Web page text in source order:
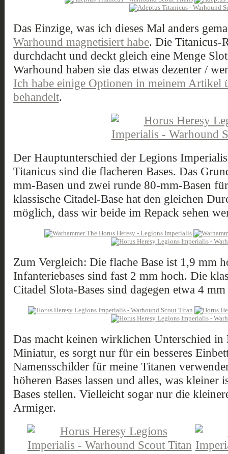
Das Einzige, was ich dieses Mal anders
Warhound magnetisiert habe. Die Titanicus-
durchdacht und deckt gleich eine Menge
Warhound haben sie das etwas dezenter /
Ich habe einige Optionen in meinem Artikel
behandelt.
Der Hauptunterschied der Legions
Titanicus sind die flacheren Bases. Das
mm-Basen und zwei runde 80-mm-Basen
klassische Citadel-Base hat den gleichen
möglich, dass wir beide im Repack sehen
Zum Vergleich: Die flache Base ist 1,9 mm
Infanteriebases sind fast 2 mm hoch. Die
Citadel Slota-Bases sind dagegen etwa 4
Das macht keinen wirklichen Unterschied in
Miniatur, es sorgt nur für ein besseres
Namensschilder für meine Titanen
höheren Bases lassen und alles, was kleiner
Bases stellen. Vielleicht sogar nur die
Armiger.